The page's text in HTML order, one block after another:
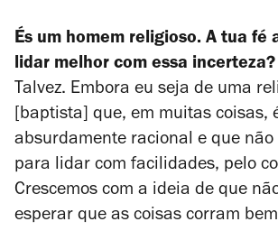
És um homem religioso. A tua fé
lidar melhor com essa incerteza?
Talvez. Embora eu seja de uma
[baptista] que, em muitas coisas,
absurdamente racional e que não
para lidar com facilidades, pelo
Crescemos com a ideia de que
esperar que as coisas corram